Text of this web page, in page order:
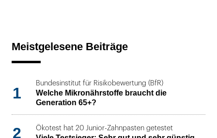
Meistgelesene Beiträge
1
Bundesinstitut für Risikobewertung (BfR)
Welche Mikronährstoffe braucht die
Generation 65+?
2 Ökotest hat 20 Junior-Zahnpasten getestet